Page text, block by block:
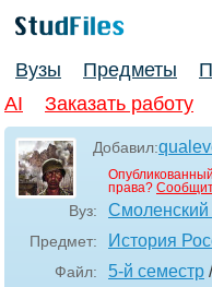
Вузы Предметы
AI
Заказать работу
Добавил:
права?
Вуз: Смоленский
Предмет: История
Файл: 5-й семестр